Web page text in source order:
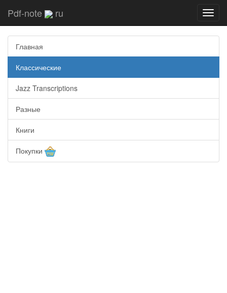
Pdf-note ru
Главная
Классические
Jazz Transcriptions
Разные
Книги
Покупки